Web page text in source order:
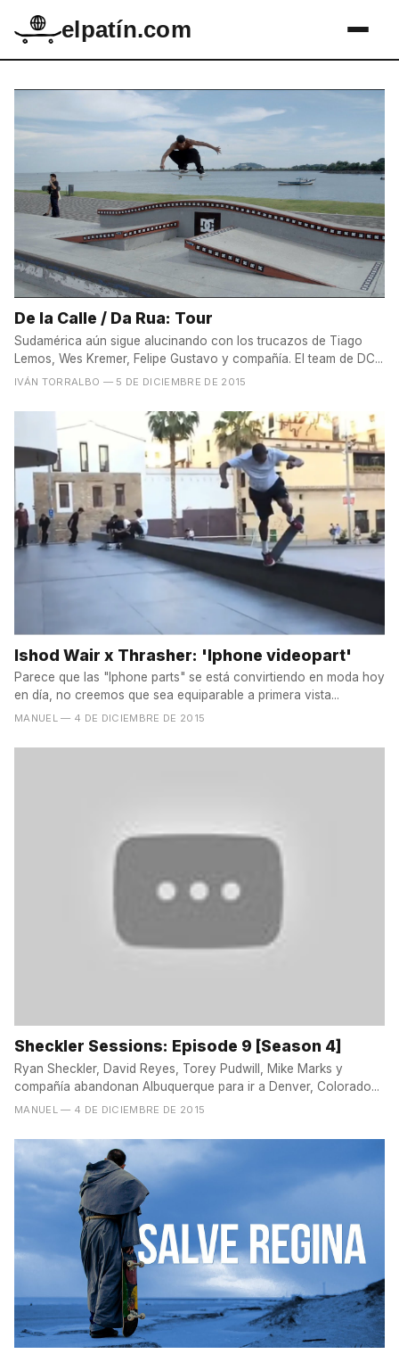
elpatín.com
De la Calle / Da Rua: Tour
Sudamérica aún sigue alucinando con los trucazos de Tiago
Lemos, Wes Kremer, Felipe Gustavo y compañía. El team de DC...
IVÁN TORRALBO — 5 DE DICIEMBRE DE 2015
Ishod Wair x Thrasher: 'Iphone videopart'
Parece que las "Iphone parts" se está convirtiendo en moda hoy
en día, no creemos que sea equiparable a primera vista...
MANUEL — 4 DE DICIEMBRE DE 2015
Sheckler Sessions: Episode 9 [Season 4]
Ryan Sheckler, David Reyes, Torey Pudwill, Mike Marks y
compañía abandonan Albuquerque para ir a Denver, Colorado...
MANUEL — 4 DE DICIEMBRE DE 2015